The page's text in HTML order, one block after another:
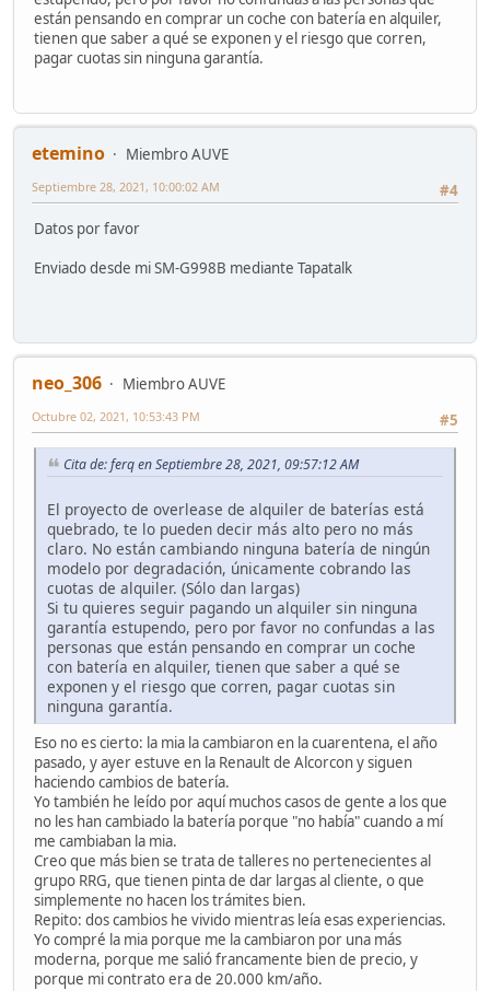
están pensando en comprar un coche con batería en alquiler,
tienen que saber a qué se exponen y el riesgo que corren,
pagar cuotas sin ninguna garantía.
etemino
Miembro AUVE
#4
Septiembre 28, 2021, 10:00:02 AM
Datos por favor
Enviado desde mi SM-G998B mediante Tapatalk
neo_306
Miembro AUVE
#5
Octubre 02, 2021, 10:53:43 PM
Cita de: ferq en Septiembre 28, 2021, 09:57:12 AM
El proyecto de overlease de alquiler de baterías está
quebrado, te lo pueden decir más alto pero no más
claro. No están cambiando ninguna batería de ningún
modelo por degradación, únicamente cobrando las
cuotas de alquiler. (Sólo dan largas)
Si tu quieres seguir pagando un alquiler sin ninguna
garantía estupendo, pero por favor no confundas a las
personas que están pensando en comprar un coche
con batería en alquiler, tienen que saber a qué se
exponen y el riesgo que corren, pagar cuotas sin
ninguna garantía.
Eso no es cierto: la mia la cambiaron en la cuarentena, el año
pasado, y ayer estuve en la Renault de Alcorcon y siguen
haciendo cambios de batería.
Yo también he leído por aquí muchos casos de gente a los que
no les han cambiado la batería porque "no había" cuando a mí
me cambiaban la mia.
Creo que más bien se trata de talleres no pertenecientes al
grupo RRG, que tienen pinta de dar largas al cliente, o que
simplemente no hacen los trámites bien.
Repito: dos cambios he vivido mientras leía esas experiencias.
Yo compré la mia porque me la cambiaron por una más
moderna, porque me salió francamente bien de precio, y
porque mi contrato era de 20.000 km/año.